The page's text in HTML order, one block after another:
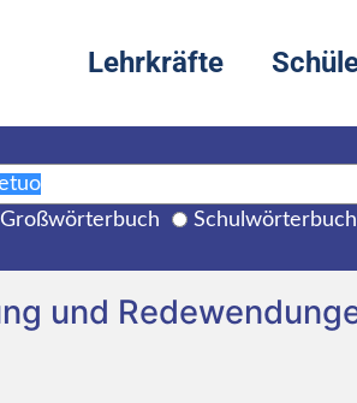
Lehrkräfte
Großwörterbuch Schulwörterbuch
und